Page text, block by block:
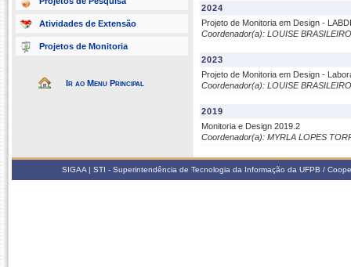
Atividades de Extensão
Projetos de Monitoria
Ir ao Menu Principal
2024
Projeto de Monitoria em Design -
Coordenador(a): LOUISE
2023
Projeto de Monitoria em Design -
Coordenador(a): LOUISE
2019
Monitoria e Design 2019.2
Coordenador(a): MYRLA LOPES
SIGAA | STI - Superintendência de Tecnologia da Informação da UFPB /